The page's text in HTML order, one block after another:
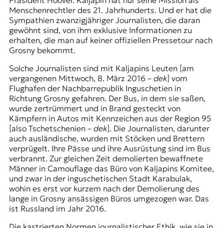
Menschenrechtler des 21. Jahrhunderts. Und er hat die
Sympathien zwanzigjähriger Journalisten, die daran
gewöhnt sind, von ihm exklusive Informationen zu
erhalten, die man auf keiner offiziellen Pressetour nach
Grosny bekommt.
Solche Journalisten sind mit Kaljapins Leuten [am
vergangenen Mittwoch, 8. März 2016 – dek] vom
Flughafen der Nachbarrepublik Inguschetien in
Richtung Grosny gefahren. Der Bus, in dem sie saßen,
wurde zertrümmert und in Brand gesteckt von
Kämpfern in Autos mit Kennzeichen aus der Region 95
[also Tschetschenien – dek]. Die Journalisten, darunter
auch ausländische, wurden mit Stöcken und Brettern
verprügelt. Ihre Pässe und ihre Ausrüstung sind im Bus
verbrannt. Zur gleichen Zeit demolierten bewaffnete
Männer in Camouflage das Büro von Kaljapins Komitee,
und zwar in der inguschetischen Stadt Karabulak,
wohin es erst vor kurzem nach der Demolierung des
lange in Grosny ansässigen Büros umgezogen war. Das
ist Russland im Jahr 2016.